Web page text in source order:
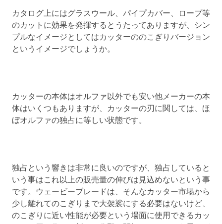
カタログ上にはグラスウール、パイプカバー、ロープ等
のカットに効果を発揮するとうたってありますが、シン
プルなイメージとしてはカッターののこぎりバージョン
というイメージでしょうか。
カッターの本体はオルファ以外でも安い他メーカーの本
体はいくつもありますが、カッターの刃に関しては、ほ
ぼオルファの独占に等しい状態です。
独占という響きは非常に良いのですが、独占していると
いう事はこれ以上の販売量の伸びは見込めないという事
です。ウェービーブレードは、そんなカッター市場から
少し離れてのこぎりまで大袈裟にする必要はないけど、
のこぎりに近い性能が必要という場面に使用できるカッ